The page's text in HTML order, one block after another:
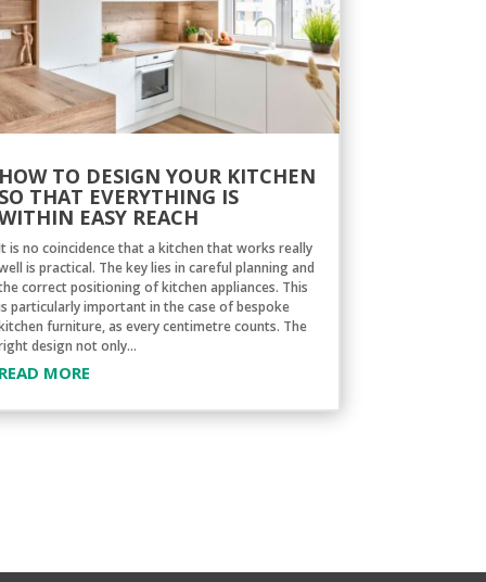
HOW TO DESIGN YOUR KITCHEN
SO THAT EVERYTHING IS
EASY REACH
is no coincidence that a kitchen that works really
is practical. The key lies in careful planning and
correct positioning of kitchen appliances. This
particularly important in the case of bespoke
furniture, as every centimetre counts. The
design not only...
READ MORE